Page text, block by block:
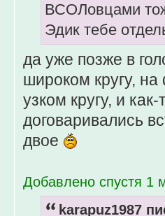
ВСОЛовцами
Эдик тебе
да уже позже в
широком кругу,
узком кругу, и
договаривались
двое
Добавлено спустя 1
karapuz1987